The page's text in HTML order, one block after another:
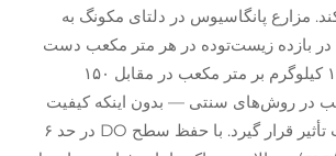
مزارع پانگاسیوس در دلتای مکونگ به
درصدی در بازده زیست‌توده در هر متر مکعب دست
یافته‌اند — یعنی ۱۹۲ کیلوگرم بر متر مکعب در مقابل ۱۵۰
در روش‌های سنتی — بدون اینکه کیفیت
آب یا نرخ رشد تحت تأثیر قرار گیرد. با حفظ سطح DO در حد ۶